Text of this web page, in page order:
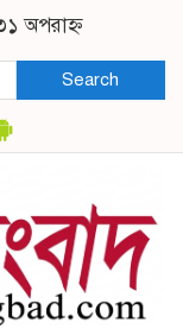
অপরাহ্ন
Search